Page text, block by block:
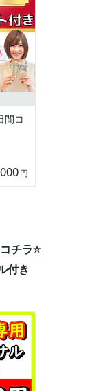
間コ
円
チラ⭐
付き